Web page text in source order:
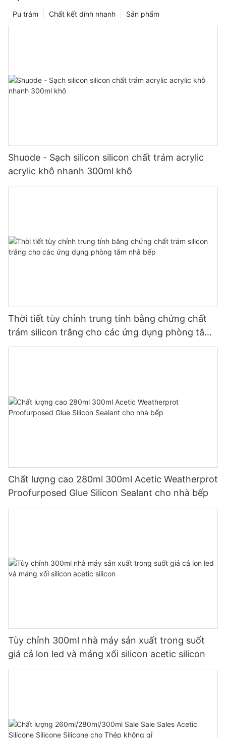
Sản phẩm
Chất kết dính nhanh
Pu trám
Shuode - Sạch silicon silicon chất trám acrylic
acrylic khô nhanh 300ml khô
Thời tiết tùy chỉnh trung tính bằng chứng chất
trám silicon trắng cho các ứng dụng phòng tắm
nhà bếp
Chất lượng cao 280ml 300ml Acetic Weatherprot
Proofurposed Glue Silicon Sealant cho nhà bếp
Tùy chỉnh 300ml nhà máy sản xuất trong suốt
giá cả lon led và máng xối silicon acetic silicon